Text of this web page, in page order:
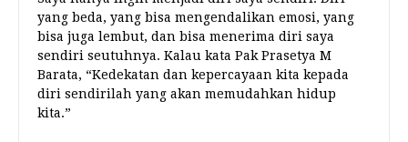
yang beda, yang bisa mengendalikan emosi, yang
bisa juga lembut, dan bisa menerima diri saya
sendiri seutuhnya. Kalau kata Pak Prasetya M
Barata, “Kedekatan dan kepercayaan kita kepada
diri sendirilah yang akan memudahkan hidup
kita.”